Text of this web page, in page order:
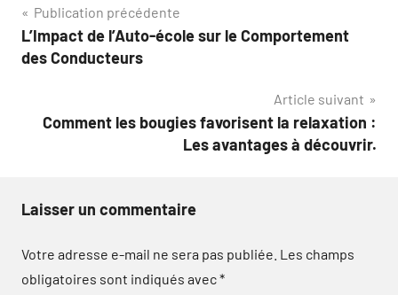
Navigation
de
Publication précédente
L’Impact de l’Auto-école sur le Comportement
des Conducteurs
Article suivant
Comment les bougies favorisent la relaxation :
Les avantages à découvrir.
Laisser un commentaire
Votre adresse e-mail ne sera pas publiée. Les champs
obligatoires sont indiqués avec*